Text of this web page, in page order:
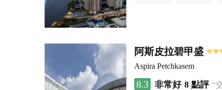
阿斯皮拉碧甲盛
Aspira Petchkasem
8.3 非常好 8 點評 “